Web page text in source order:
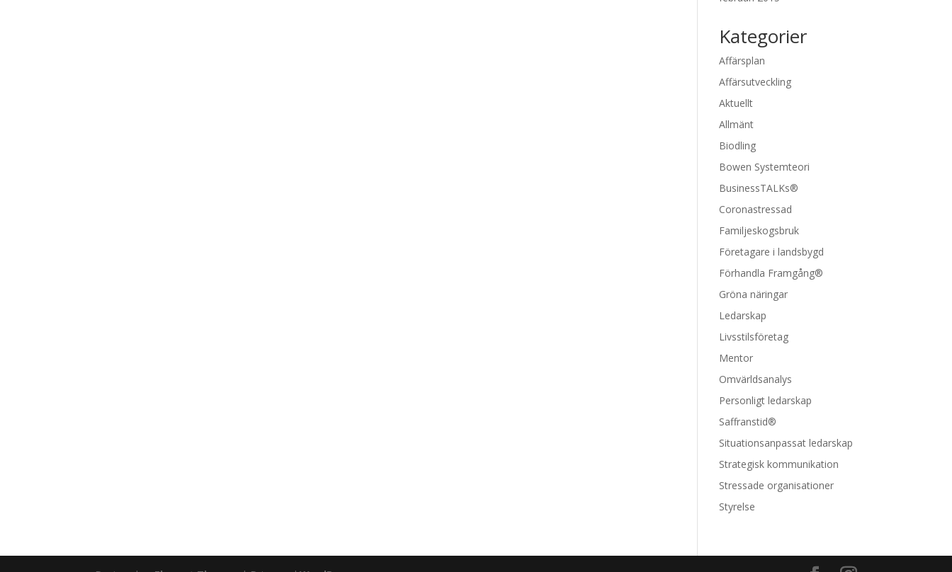
Kategorier
Affärsplan
Affärsutveckling
Aktuellt
Allmänt
Biodling
Bowen Systemteori
BusinessTALKs®
Coronastressad
Familjeskogsbruk
Företagare i landsbygd
Förhandla Framgång®
Gröna näringar
Ledarskap
Livsstilsföretag
Mentor
Omvärldsanalys
Personligt ledarskap
Saffranstid®
Situationsanpassat ledarskap
Strategisk kommunikation
Stressade organisationer
Styrelse